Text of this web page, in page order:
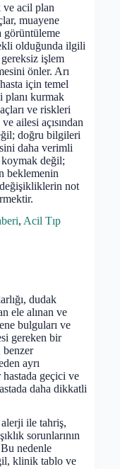
ve acil plan
muayene
görüntüleme
olduğunda ilgili
işlem
önler. Arı
için temel
planı kurmak
ve riskleri
ailesi açısından
doğru bilgileri
daha verimli
değil;
beklemenin
değişikliklerin not
, Acil Tıp
dudak
ele alınan ve
bulguları ve
gereken bir
benzer
ayrı
geçici ve
daha dikkatli
alerji ile tahriş,
sorunlarının
nedenle
klinik tablo ve